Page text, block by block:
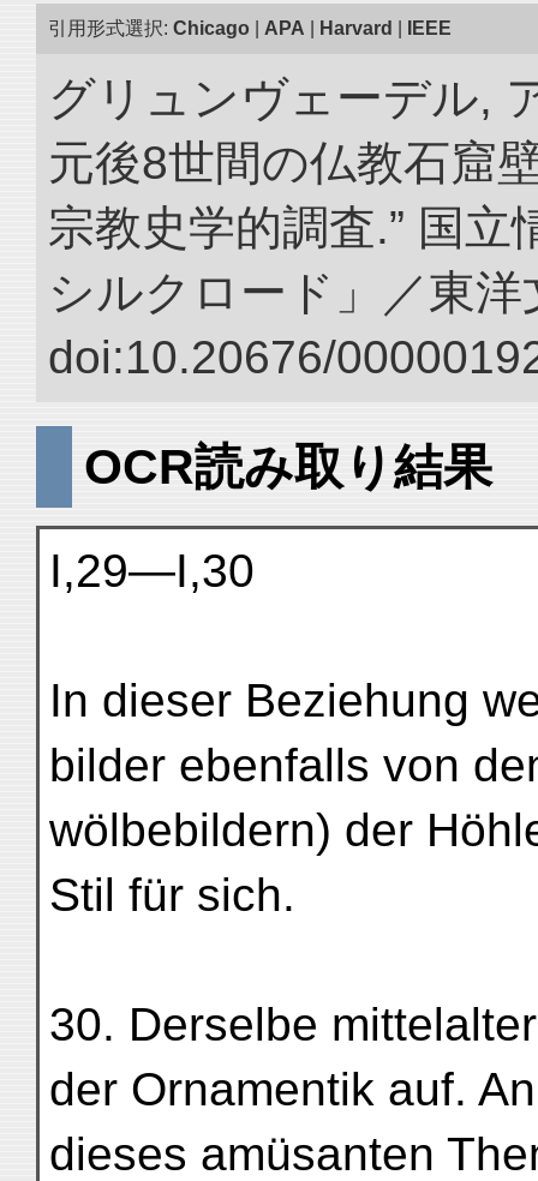
引用形式選択: Chicago APA Harvard IEEE
グリュンヴェーデル,
元後8世間の仏教石窟
宗教史学的調査.” 国
シルクロード」／東洋
doi:10.20676/
OCR読み取り結果
I,29—I,30
In dieser Beziehung
bilder ebenfalls von
wölbebildern) der
Stil für sich.
30. Derselbe
der Ornamentik auf.
dieses amüsanten